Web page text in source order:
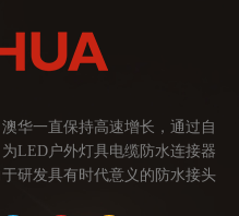
华一直保持高速增长，通过自
LED户外灯具电缆防水连接器
研发具有时代意义的防水接头